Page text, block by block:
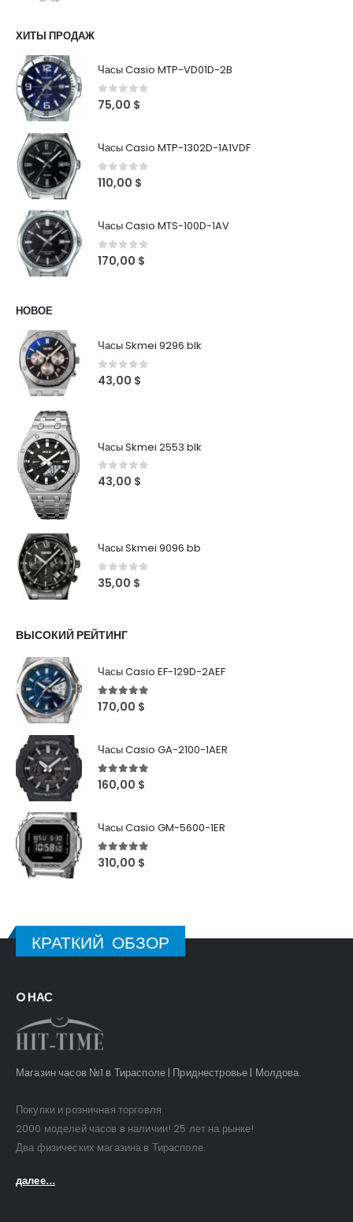
ХИТЫ ПРОДАЖ
Часы Casio MTP-VD01D-2B
0out of 5
75,00 $
Часы Casio MTP-1302D-1A1VDF
0out of 5
110,00 $
Часы Casio MTS-100D-1AV
0out of 5
170,00 $
НОВОЕ
Часы Skmei 9296 blk
0 out of 5
43,00 $
Часы Skmei 2553 blk
0 out of 5
43,00 $
Часы Skmei 9096 bb
0out of 5
35,00 $
ВЫСОКИЙ РЕЙТИНГ
Часы Casio EF-129D-2AEF
5out of 5
170,00 $
Часы Casio GA-2100-1AER
5out of 5
160,00 $
Часы Casio GM-5600-1ER
5out of 5
310,00 $
КРАТКИЙ ОБЗОР
O НАС
Магазин часов №1 в Тирасполе | Приднестровье | Молдова.
Покупки и розничная торговля.
2000 моделей часов в наличии! 25 лет на рынке!
Два физических магазина в Тирасполе.
далее...